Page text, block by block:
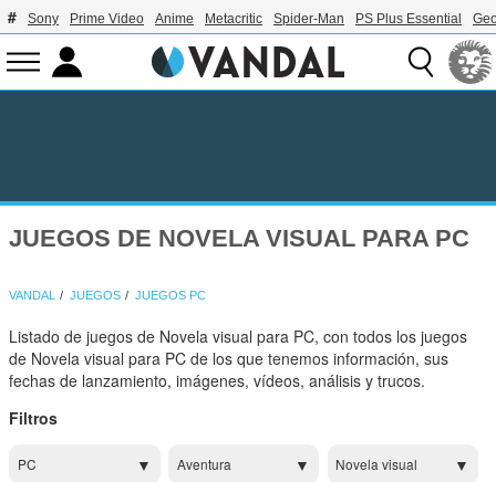
Sony Prime Video Anime Metacritic Spider-Man PS Plus Essential
JUEGOS DE NOVELA VISUAL PARA PC
VANDAL JUEGOS JUEGOS PC
Listado de juegos de Novela visual para PC, con todos los juegos
de Novela visual para PC de los que tenemos información, sus
fechas de lanzamiento, imágenes, vídeos, análisis y trucos.
Filtros
PC Aventura Novela visual